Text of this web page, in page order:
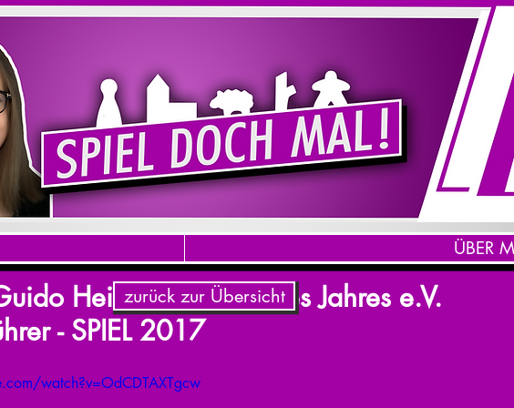
Heinecke - Spiel des Jahres e.V.
- SPIEL 2017
watch?v=OdCDTAXTgcw
zurück zur Übersicht
ÜBER